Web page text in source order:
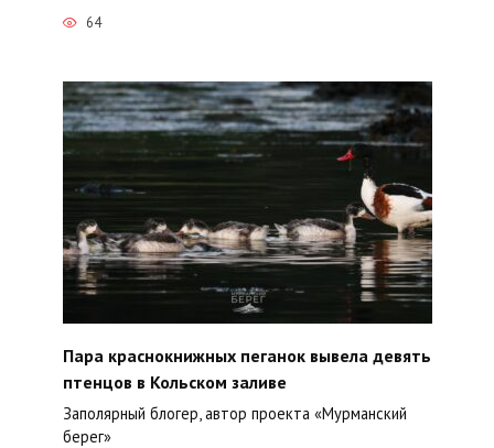
64
Пара краснокнижных пеганок вывела девять
птенцов в Кольском заливе
Заполярный блогер, автор проекта «Мурманский
берег»